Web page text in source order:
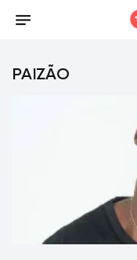
PAIZÃO